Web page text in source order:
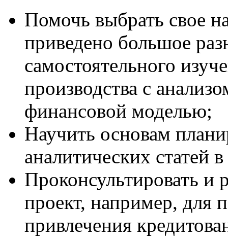
Помочь выбрать свое
приведено большое
самостоятельного
производства с
финансовой моделью;
Научить основам
аналитических статей
Проконсультировать и
проект, например, для
привлечения